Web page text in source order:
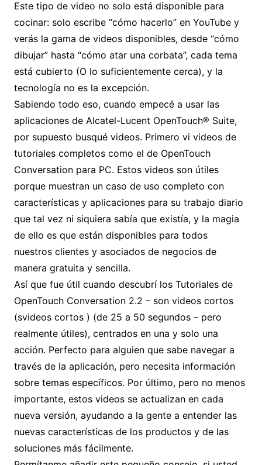
Este tipo de video no solo está disponible para
cocinar: solo escribe “cómo hacerlo” en YouTube y
verás la gama de videos disponibles, desde “cómo
dibujar” hasta “cómo atar una corbata”, cada tema
está cubierto (O lo suficientemente cerca), y la
tecnología no es la excepción.
Sabiendo todo eso, cuando empecé a usar las
aplicaciones de Alcatel-Lucent OpenTouch® Suite,
por supuesto busqué videos. Primero vi videos de
tutoriales completos como el de OpenTouch
Conversation para PC. Estos videos son útiles
porque muestran un caso de uso completo con
características y aplicaciones para su trabajo diario
que tal vez ni siquiera sabía que existía, y la magia
de ello es que están disponibles para todos
nuestros clientes y asociados de negocios de
manera gratuita y sencilla.
Así que fue útil cuando descubrí los Tutoriales de
OpenTouch Conversation 2.2 – son videos cortos
(svideos cortos ) (de 25 a 50 segundos – pero
realmente útiles), centrados en una y solo una
acción. Perfecto para alguien que sabe navegar a
través de la aplicación, pero necesita información
sobre temas específicos. Por último, pero no menos
importante, estos videos se actualizan en cada
nueva versión, ayudando a la gente a entender las
nuevas características de los productos y de las
soluciones más fácilmente.